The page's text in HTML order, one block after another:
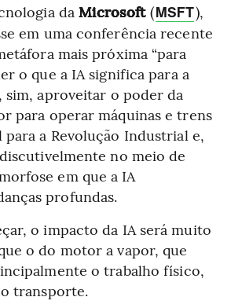
daMicrosoft (MSFT),
em uma conferência recente
mais próxima “para
o que a IA significa para a
sim, aproveitar o poder da
para operar máquinas e trens
a Revolução Industrial e,
no meio de
em que a IA
profundas.
o impacto da IA será muito
o do motor a vapor, que
o trabalho físico,
transporte.